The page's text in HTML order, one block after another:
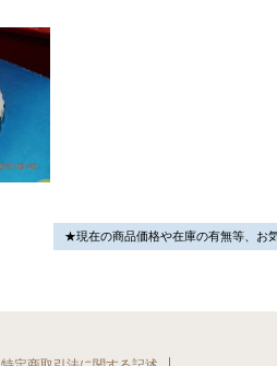
★現在の商品価格や在庫の有無等、お